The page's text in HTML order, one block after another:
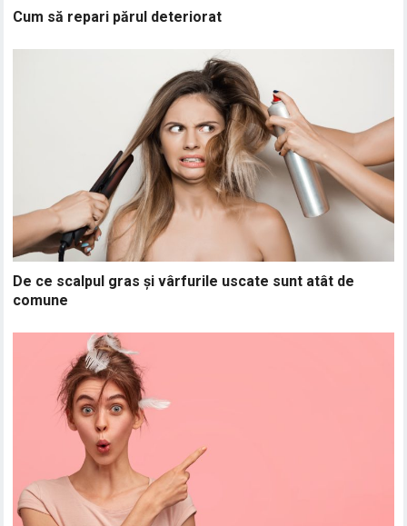
Cum să repari părul deteriorat
De ce scalpul gras și vârfurile uscate sunt atât de
comune